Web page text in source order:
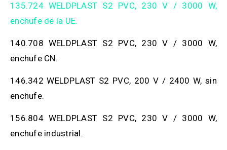
135.724 WELDPLAST S2 PVC, 230 V / 3000 W,
enchufe de la UE.
140.708 WELDPLAST S2 PVC, 230 V / 3000 W,
enchufe CN.
146.342 WELDPLAST S2 PVC, 200 V / 2400 W, sin
enchufe.
156.804 WELDPLAST S2 PVC, 230 V / 3000 W,
enchufe industrial.